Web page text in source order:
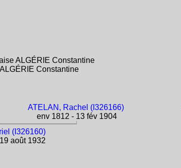
ALGÉRIE Constantine
Constantine
ATELAN, Rachel (I326166)
env 1812 - 13 fév 1904
(I326160)
août 1932